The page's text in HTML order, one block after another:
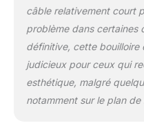
câble relativement court
problème dans certaines
définitive, cette bouilloire
judicieux pour ceux qui
esthétique, malgré
notamment sur le plan de